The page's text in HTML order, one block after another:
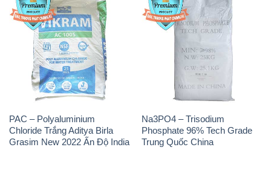
PAC – Polyaluminium
Chloride Trắng Aditya Birla
Grasim New 2022 Ấn Độ India
Na3PO4 – Trisodium
Phosphate 96% Tech Grade
Trung Quốc China